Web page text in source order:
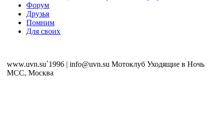
Форум
Друзья
Помним
Для своих
www.uvn.su`1996 | info@uvn.su Мотоклуб Уходящие в Ночь
MCC, Москва